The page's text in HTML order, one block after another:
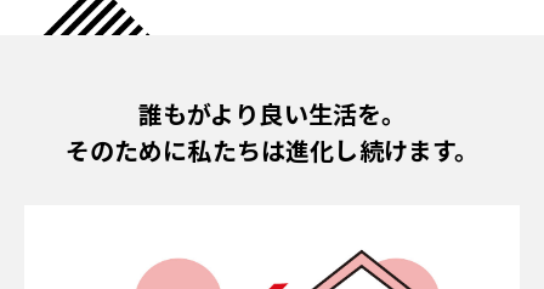
誰もがより良い生活を。
そのために私たちは進化し続けます。